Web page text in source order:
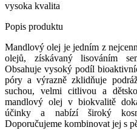
vysoka kvalita
Popis produktu
Mandlový olej je jedním z
olejů, získávaný lisováním
Obsahuje vysoký podíl
póry a výrazně zklidňuje
suchou, velmi citlivou a
mandlový olej v biokvalitě
účinky a nabízí široký
Doporučujeme kombinovat jej s